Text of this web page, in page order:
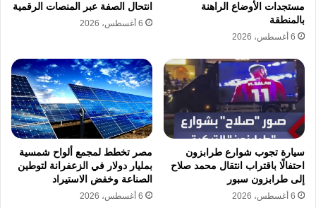
مستجدات الأوضاع الراهنة
بالمنطقة
6 أغسطس، 2026
انتحال الصفة عبر المنصات الرقمية
6 أغسطس، 2026
سيارة تجوب شوارع طرابزون
احتفالًا باقتراب انتقال محمد صلاح
إلى طرابزون سبور
6 أغسطس، 2026
مصر تخطط لمجمع ألواح شمسية
بمليار دولار في الزعفرانة لتوطين
الصناعة وخفض الاستيراد
6 أغسطس، 2026